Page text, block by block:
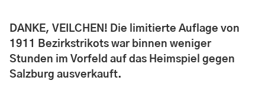
DANKE, VEILCHEN! Die limitierte Auflage von
1911 Bezirkstrikots war binnen weniger
Stunden im Vorfeld auf das Heimspiel gegen
Salzburg ausverkauft.